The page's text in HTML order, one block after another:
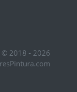
© 2018 - 2026